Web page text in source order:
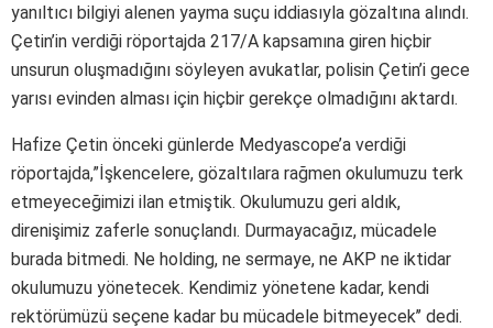
yanıltıcı bilgiyi alenen yayma suçu iddiasıyla gözaltına alındı.
Çetin’in verdiği röportajda 217/A kapsamına giren hiçbir
unsurun oluşmadığını söyleyen avukatlar, polisin Çetin’i gece
yarısı evinden alması için hiçbir gerekçe olmadığını aktardı.
Hafize Çetin önceki günlerde Medyascope’a verdiği
röportajda,”İşkencelere, gözaltılara rağmen okulumuzu terk
etmeyeceğimizi ilan etmiştik. Okulumuzu geri aldık,
direnişimiz zaferle sonuçlandı. Durmayacağız, mücadele
burada bitmedi. Ne holding, ne sermaye, ne AKP ne iktidar
okulumuzu yönetecek. Kendimiz yönetene kadar, kendi
rektörümüzü seçene kadar bu mücadele bitmeyecek’’ dedi.